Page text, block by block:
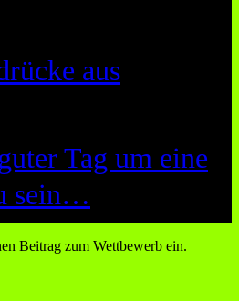
aus
Tag um eine
sein…
Beitrag zum Wettbewerb ein.